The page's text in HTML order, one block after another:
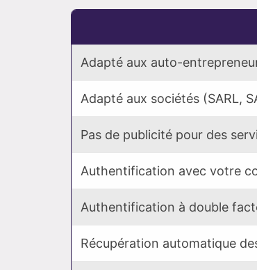
Adapté aux auto-
Adapté aux sociétés (SARL,
Pas de publicité pour des
Authentification avec votre
Authentification à double
Récupération automatique